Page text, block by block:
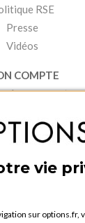
RSE
Presse
Vidéos
COMPTE
à mon compte
un compte
PRATIQUE
bons de
Tutoriels
vie
sur options.fr,